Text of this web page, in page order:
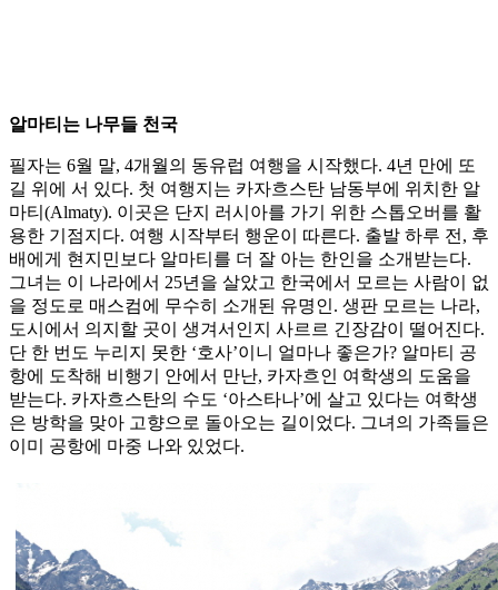
알마티는 나무들 천국
필자는 6월 말, 4개월의 동유럽 여행을 시작했다. 4년 만에 또
길 위에 서 있다. 첫 여행지는 카자흐스탄 남동부에 위치한 알
마티(Almaty). 이곳은 단지 러시아를 가기 위한 스톱오버를 활
용한 기점지다. 여행 시작부터 행운이 따른다. 출발 하루 전, 후
배에게 현지민보다 알마티를 더 잘 아는 한인을 소개받는다.
그녀는 이 나라에서 25년을 살았고 한국에서 모르는 사람이 없
을 정도로 매스컴에 무수히 소개된 유명인. 생판 모르는 나라,
도시에서 의지할 곳이 생겨서인지 사르르 긴장감이 떨어진다.
단 한 번도 누리지 못한 ‘호사’이니 얼마나 좋은가? 알마티 공
항에 도착해 비행기 안에서 만난, 카자흐인 여학생의 도움을
받는다. 카자흐스탄의 수도 ‘아스타나’에 살고 있다는 여학생
은 방학을 맞아 고향으로 돌아오는 길이었다. 그녀의 가족들은
이미 공항에 마중 나와 있었다.